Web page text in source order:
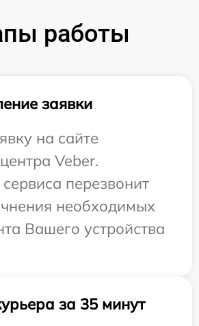
работы
заявки
на сайте
Veber.
перезвонит
необходимых
Вашего устройства
за 35 минут